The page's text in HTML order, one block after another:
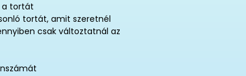
a tortát
tortát, amit szeretnél
csak változtatnál az